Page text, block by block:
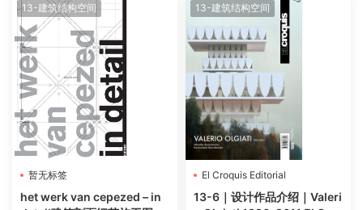
13-建筑结构空间
暂无标签
het werk van cepezed – in
13-建筑结构空间
El Croquis Editorial
13-6｜设计作品介绍｜Valeri